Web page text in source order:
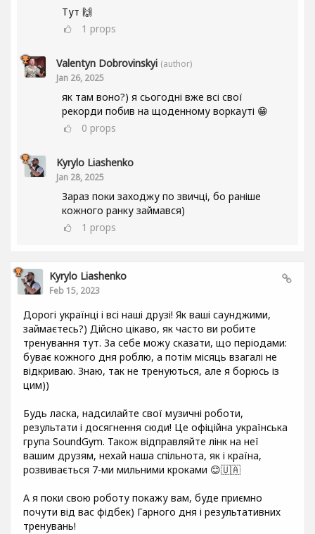
Тут 🙌
1 props
Valentyn Dobrovinskyi (author)
Jan 26, 2025
як там воно?) я сьогодні вже всі свої
рекорди побив на щоденному воркауті 😁
0 props
Kyrylo Liashenko
Jan 28, 2025
Зараз поки заходжу по звичці, бо раніше
кожного ранку займався)
1 props
Kyrylo Liashenko
Feb 15, 2023
Дорогі українці і всі наші друзі! Як ваші саунджими,
займаєтесь?) Дійсно цікаво, як часто ви робите
тренування тут. За себе можу сказати, що періодами:
буває кожного дня роблю, а потім місяць взагалі не
відкриваю. Знаю, так не тренуються, але я борюсь із
цим))
Будь ласка, надсилайте свої музичні роботи,
результати і досягнення сюди! Це офіційна українська
група SoundGym. Також відправляйте лінк на неї
вашим друзям, нехай наша спільнота, як і країна,
розвивається 7-ми мильними кроками 😊🇺🇦
А я поки свою роботу покажу вам, буде приємно
почути від вас фідбек) Гарного дня і результативних
тренувань!